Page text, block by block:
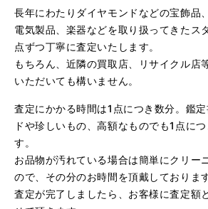
（大阪府大阪市）問い合わせから非常
して利用できた。また、思ったよりも
りました。
長年にわたりダイヤモンドなどの宝飾品
電気製品、楽器などを取り扱ってきたス
点ずつ丁寧に査定いたします。
もちろん、近隣の買取店、リサイクル店
いただいても構いません。
査定にかかる時間は1点につき数分。鑑
ドや珍しいもの、高額なものでも1点に
す。
お品物が汚れている場合は簡単にクリー
ので、その分のお時間を頂戴しております
査定が完了しましたら、お客様に査定額